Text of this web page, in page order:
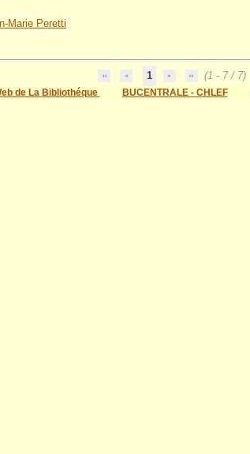
Marie Peretti
1
(1 - 7 / 7)
de La Bibliothéque BUCENTRALE - CHLEF